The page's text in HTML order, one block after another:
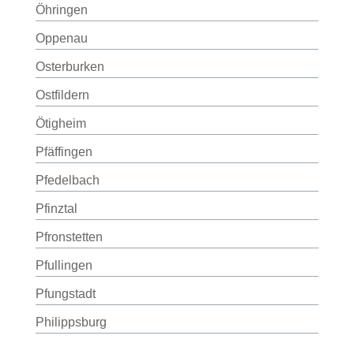
Öhringen
Oppenau
Osterburken
Ostfildern
Ötigheim
Pfäffingen
Pfedelbach
Pfinztal
Pfronstetten
Pfullingen
Pfungstadt
Philippsburg